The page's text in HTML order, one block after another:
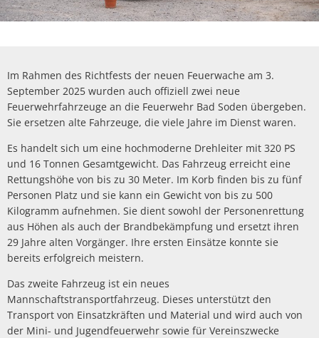
Im Rahmen des Richtfests der neuen Feuerwache am 3.
September 2025 wurden auch offiziell zwei neue
Feuerwehrfahrzeuge an die Feuerwehr Bad Soden übergeben.
Sie ersetzen alte Fahrzeuge, die viele Jahre im Dienst waren.
Es handelt sich um eine hochmoderne Drehleiter mit 320 PS
und 16 Tonnen Gesamtgewicht. Das Fahrzeug erreicht eine
Rettungshöhe von bis zu 30 Meter. Im Korb finden bis zu fünf
Personen Platz und sie kann ein Gewicht von bis zu 500
Kilogramm aufnehmen. Sie dient sowohl der Personenrettung
aus Höhen als auch der Brandbekämpfung und ersetzt ihren
29 Jahre alten Vorgänger. Ihre ersten Einsätze konnte sie
bereits erfolgreich meistern.
Das zweite Fahrzeug ist ein neues
Mannschaftstransportfahrzeug. Dieses unterstützt den
Transport von Einsatzkräften und Material und wird auch von
der Mini- und Jugendfeuerwehr sowie für Vereinszwecke